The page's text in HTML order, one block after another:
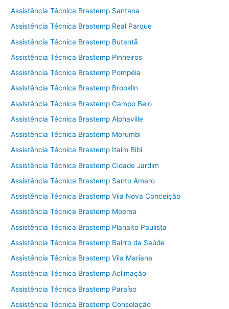
Assistência Técnica Brastemp Santana
Assistência Técnica Brastemp Real Parque
Assistência Técnica Brastemp Butantã
Assistência Técnica Brastemp Pinheiros
Assistência Técnica Brastemp Pompéia
Assistência Técnica Brastemp Brooklin
Assistência Técnica Brastemp Campo Belo
Assistência Técnica Brastemp Alphaville
Assistência Técnica Brastemp Morumbi
Assistência Técnica Brastemp Itaim Bibi
Assistência Técnica Brastemp Cidade Jardim
Assistência Técnica Brastemp Santo Amaro
Assistência Técnica Brastemp Vila Nova Conceição
Assistência Técnica Brastemp Moema
Assistência Técnica Brastemp Planalto Paulista
Assistência Técnica Brastemp Bairro da Saúde
Assistência Técnica Brastemp Vila Mariana
Assistência Técnica Brastemp Aclimação
Assistência Técnica Brastemp Paraíso
Assistência Técnica Brastemp Consolação